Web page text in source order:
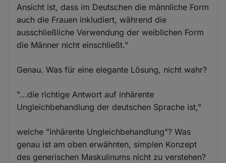
Ansicht ist, dass im Deutschen die männliche Form
auch die Frauen inkludiert, während die
ausschließliche Verwendung der weiblichen Form
die Männer nicht einschließt."
Genau. Was für eine elegante Lösung, nicht wahr?
"...die richtige Antwort auf inhärente
Ungleichbehandlung der deutschen Sprache ist,"
welche "inhärente Ungleichbehandlung"? Was
genau ist am oben erwähnten, simplen Konzept
des generischen Maskulinums nicht zu verstehen?